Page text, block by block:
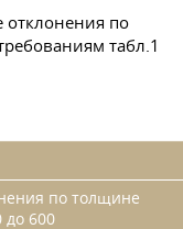
отклонения по
табл.1
по толщине
600